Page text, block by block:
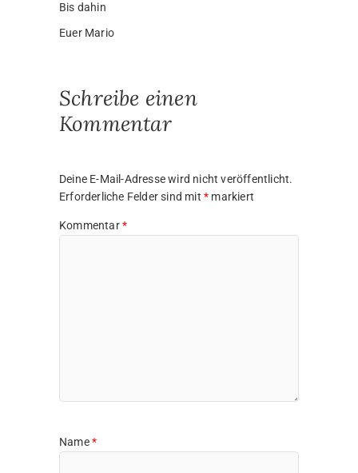
Bis dahin
Euer Mario
Schreibe einen
Kommentar
Deine E-Mail-Adresse wird nicht veröffentlicht.
Erforderliche Felder sind mit * markiert
Kommentar*
Name*